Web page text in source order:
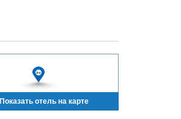
Показать отель на карте